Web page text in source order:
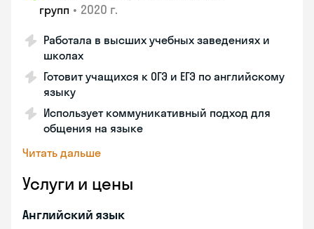
групп • 2020 г.
Работала в высших учебных заведениях и
школах
Готовит учащихся к ОГЭ и ЕГЭ по английскому
языку
Использует коммуникативный подход для
общения на языке
Читать дальше
Услуги и цены
Английский язык